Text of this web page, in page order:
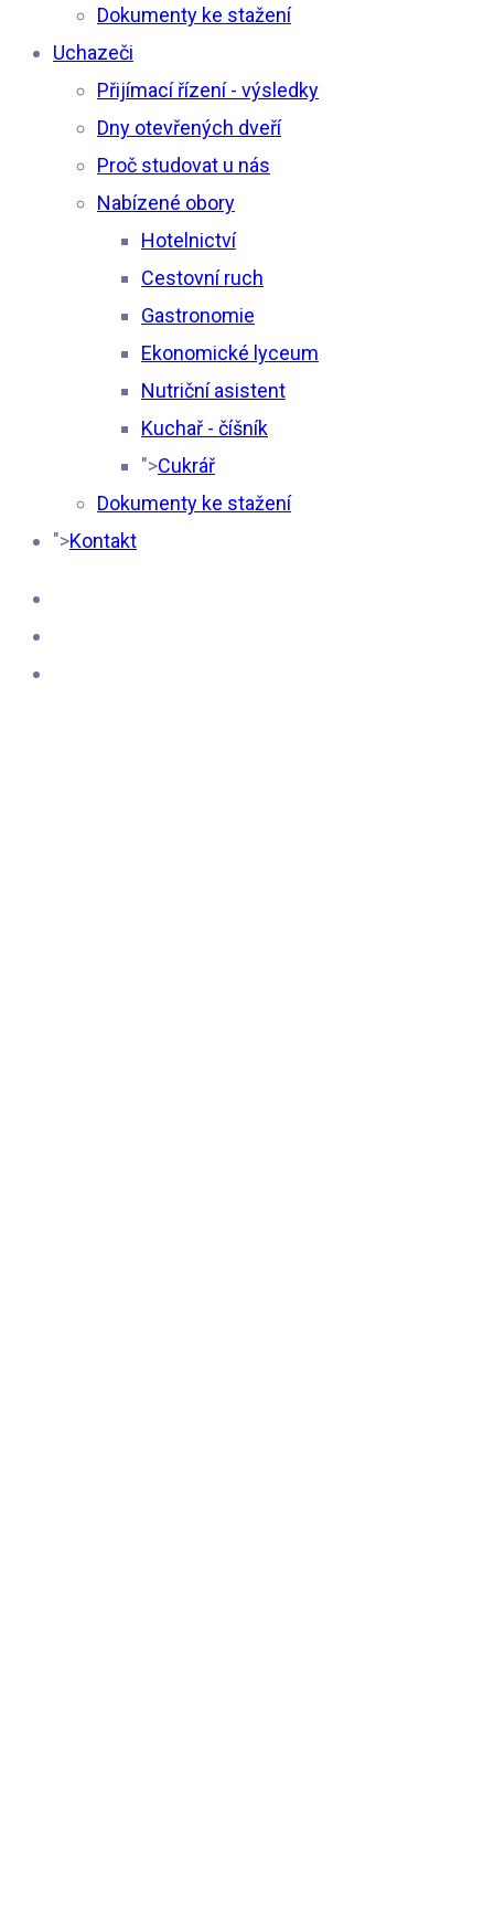
Dokumenty ke stažení
Uchazeči
Přijímací řízení - výsledky
Dny otevřených dveří
Proč studovat u nás
Nabízené obory
Hotelnictví
Cestovní ruch
Gastronomie
Ekonomické lyceum
Nutriční asistent
Kuchař - číšník
">Cukrář
Dokumenty ke stažení
">Kontakt